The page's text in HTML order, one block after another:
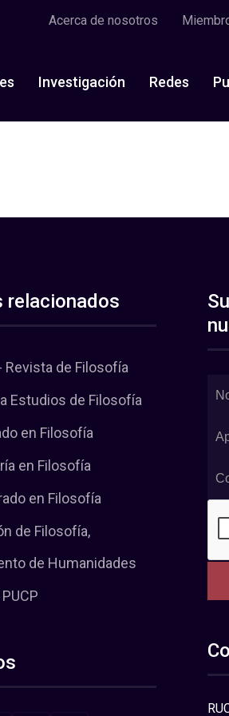
Acerca de nosotros
Investigación Redes
relacionados
Revista de Filosofía
Estudios de Filosofía
en Filosofía
en Filosofía
en Filosofía
de Filosofía,
de Humanidades